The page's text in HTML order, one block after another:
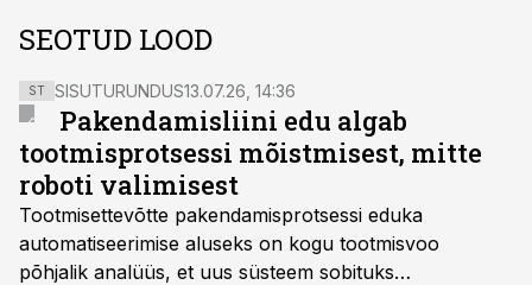
SEOTUD LOOD
ST SISUTURUNDUS13.07.26, 14:36
Pakendamisliini edu algab
tootmisprotsessi mõistmisest, mitte
roboti valimisest
Tootmisettevõtte pakendamisprotsessi eduka
automatiseerimise aluseks on kogu tootmisvoo
põhjalik analüüs, et uus süsteem sobituks